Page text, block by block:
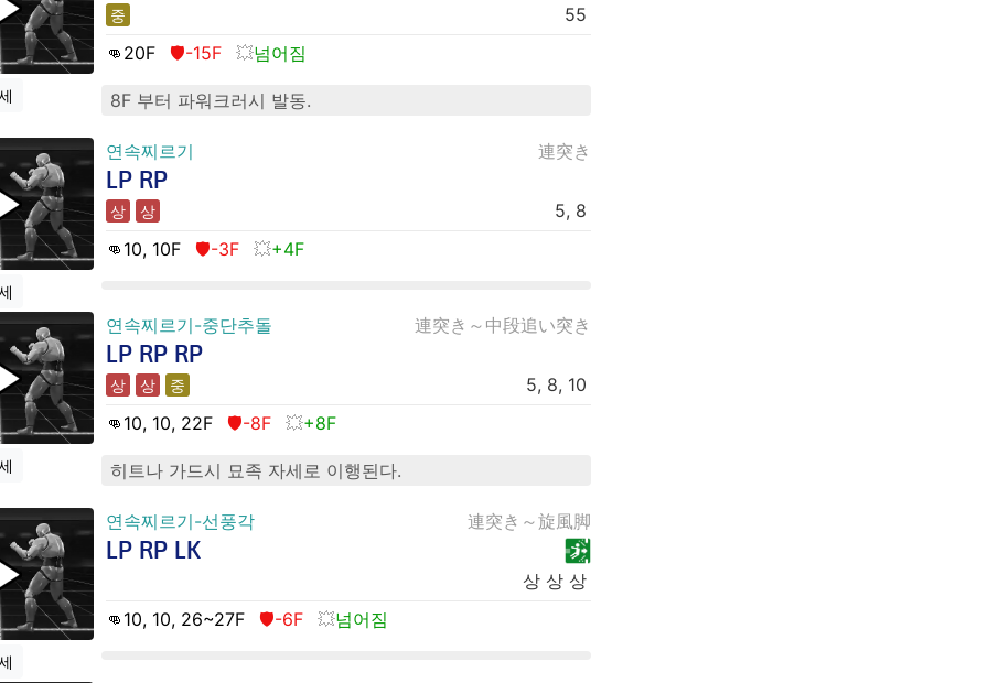
중
55
👊20F 🛡️-15F 넘어짐
8F 부터 파워크러시 발동.
연속찌르기 連突き
LP RP
상 상
5, 8
👊10, 10F 🛡️-3F +4F
연속찌르기-중단추돌 連突き～中段追い突き
LP RP RP
상 상 중
5, 8, 10
👊10, 10, 22F 🛡️-8F +8F
히트나 가드시 묘족 자세로 이행된다.
연속찌르기-선풍각 連突き～旋風脚
LP RP LK
상 상 상
👊10, 10, 26~27F 🛡️-6F 넘어짐